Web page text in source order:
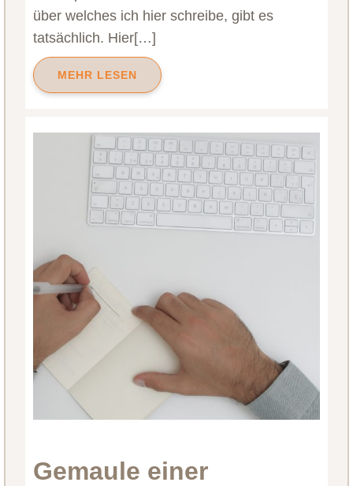
über welches ich hier schreibe, gibt es
tatsächlich. Hier[…]
MEHR LESEN
Gemaule einer